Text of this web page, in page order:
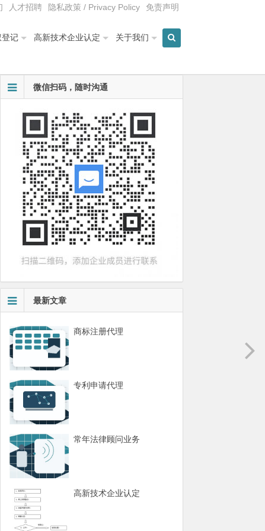
人才招聘 隐私政策 / Privacy Policy 免责声明
登记 高新技术企业认定 关于我们
微信扫码，随时沟通
最新文章
商标注册代理
专利申请代理
常年法律顾问业务
高新技术企业认定